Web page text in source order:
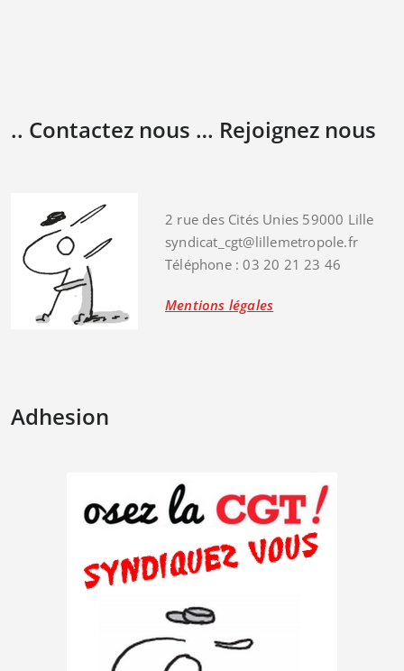
.. Contactez nous … Rejoignez nous
2 rue des Cités Unies 59000 Lille
syndicat_cgt@lillemetropole.fr
Téléphone : 03 20 21 23 46
Mentions légales
Adhesion